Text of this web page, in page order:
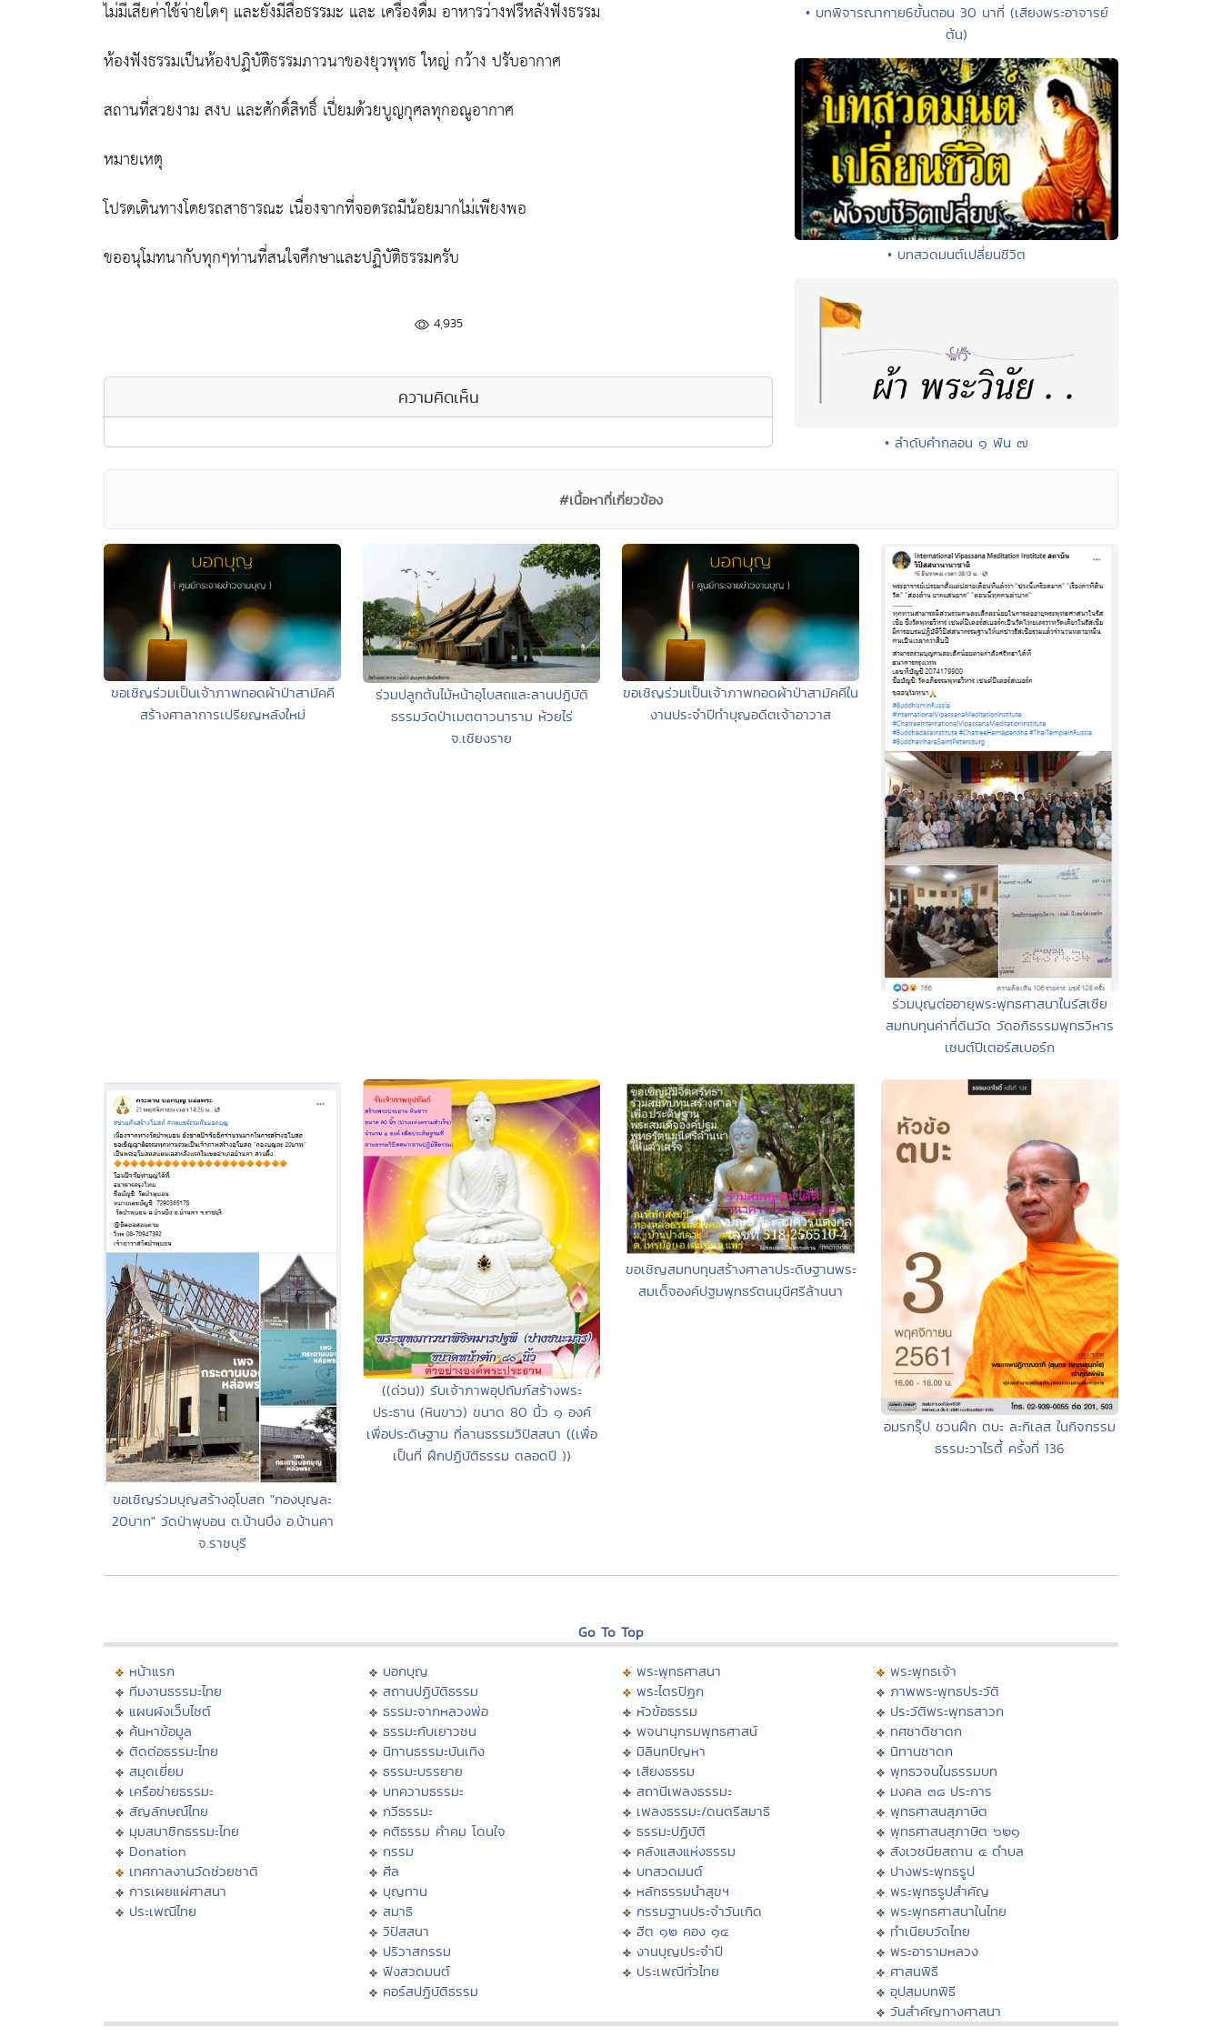
ไม่มีเสียค่าใช้จ่ายใดๆ และยังมีสื่อธรรมะ และ เครื่องดื่ม อาหารว่างฟรีหลังฟังธรรม
ห้องฟังธรรมเป็นห้องปฏิบัติธรรมภาวนาของยุวพุทธ ใหญ่ กว้าง ปรับอากาศ
สถานที่สวยงาม สงบ และศักดิ์สิทธิ์ เปี่ยมด้วยบูญกุศลทุกอณูอากาศ
หมายเหตุ
โปรดเดินทางโดยรถสาธารณะ เนื่องจากที่จอดรถมีน้อยมากไม่เพียงพอ
ขออนุโมทนากับทุกๆท่านที่สนใจศึกษาและปฏิบัติธรรมครับ
4,935
ความคิดเห็น
• บทพิจารณากาย6ขั้นตอน 30 นาที่ (เสียงพระอาจารย์
ต้น)
• บทสวดมนต์เปลี่ยนชีวิต
• ลำดับคำกลอน ๑ พัน ๗
#เนื้อหาที่เกี่ยวข้อง
ขอเชิญร่วมเป็นเจ้าภาพทอดผ้าป่าสามัคคี
สร้างศาลาการเปรียญหลังใหม่
ร่วมปลูกต้นไม้หน้าอุโบสถและลานปฎิบัติ
ธรรมวัดป่าเมตตาวนาราม ห้วยไร่
จ.เชียงราย
ขอเชิญร่วมเป็นเจ้าภาพทอดผ้าป่าสามัคคีใน
งานประจำปีทำบุญอดีตเจ้าอาวาส
ร่วมบุญต่ออายุพระพุทธศาสนาในรัสเซีย
สมทบทุนค่าที่ดินวัด วัดอภิธรรมพุทธวิหาร
เซนต์ปีเตอร์สเบอร์ก
ขอเชิญร่วมบุญสร้างอุโบสถ "กองบุญละ
20บาท" วัดป่าพุบอน ต.บ้านบึง อ.บ้านคา
จ.ราชบุรี
((ด่วน)) รับเจ้าภาพอุปถัมภ์สร้างพระ
ประธาน (หินขาว) ขนาด 80 นิ้ว ๑ องค์
เพื่อประดิษฐาน ที่ลานธรรมวิปัสสนา ((เพื่อ
เป็นที่ ฝึกปฏิบัติธรรม ตลอดปี ))
ขอเชิญสมทบทุนสร้างศาลาประดิษฐานพระ
สมเด็จองค์ปฐมพุทธรัตนมุนีศรีล้านนา
อมรกรุ๊ป ชวนฝึก ตบะ ละกิเลส ในกิจกรรม
ธรรมะวาไรตี้ ครั้งที่ 136
Go To Top
หน้าแรก
ทีมงานธรรมะไทย
แผนผังเว็บไซต์
ค้นหาข้อมูล
ติดต่อธรรมะไทย
สมุดเยี่ยม
เครือข่ายธรรมะ
สัญลักษณ์ไทย
มุมสมาชิกธรรมะไทย
Donation
เทศกาลงานวัดช่วยชาติ
การเผยแผ่ศาสนา
ประเพณีไทย
บอกบุญ
สถานปฏิบัติธรรม
ธรรมะจากหลวงพ่อ
ธรรมะกับเยาวชน
นิทานธรรมะบันเทิง
ธรรมะบรรยาย
บทความธรรมะ
กวีธรรมะ
คติธรรม คำคม โดนใจ
กรรม
ศีล
บุญทาน
สมาธิ
วิปัสสนา
ปริวาสกรรม
ฟังสวดมนต์
คอร์สปฏิบัติธรรม
พระพุทธศาสนา
พระไตรปิฏก
หัวข้อธรรม
พจนานุกรมพุทธศาสน์
มิลินทปัญหา
เสียงธรรม
สถานีเพลงธรรมะ
เพลงธรรมะ/ดนตรีสมาธิ
ธรรมะปฏิบัติ
คลังแสงแห่งธรรม
บทสวดมนต์
หลักธรรมนำสุขฯ
กรรมฐานประจำวันเกิด
ฮีต ๑๒ คอง ๑๔
งานบุญประจำปี
ประเพณีทั่วไทย
พระพุทธเจ้า
ภาพพระพุทธประวัติ
ประวัติพระพุทธสาวก
ทศชาติชาดก
นิทานชาดก
พุทธวจนในธรรมบท
มงคล ๓๘ ประการ
พุทธศาสนสุภาษิต
พุทธศาสนสุภาษิต ๖๒๑
สังเวชนียสถาน ๔ ตำบล
ปางพระพุทธรูป
พระพุทธรูปสำคัญ
พระพุทธศาสนาในไทย
ทำเนียบวัดไทย
พระอารามหลวง
ศาสนพิธี
อุปสมบทพิธี
วันสำคัญทางศาสนา